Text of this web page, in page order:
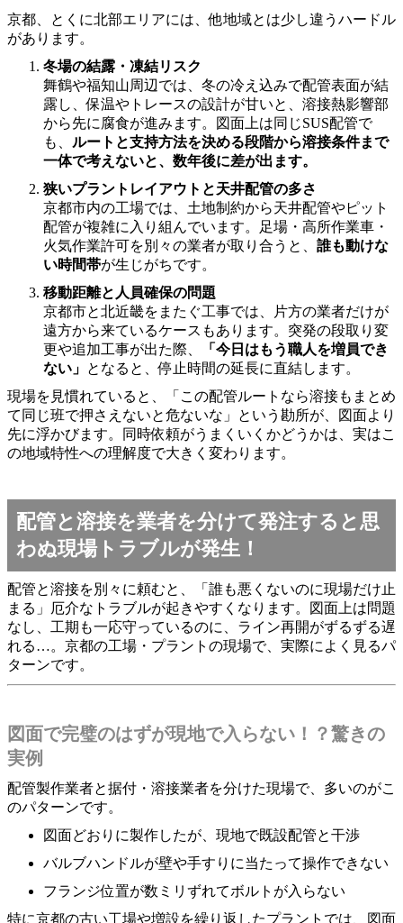
京都、とくに北部エリアには、他地域とは少し違うハードル
があります。
冬場の結露・凍結リスク
舞鶴や福知山周辺では、冬の冷え込みで配管表面が結
露し、保温やトレースの設計が甘いと、溶接熱影響部
から先に腐食が進みます。図面上は同じSUS配管で
も、 ルートと支持方法を決める段階から溶接条件まで
一体で考えないと、数年後に差が出ます。
狭いプラントレイアウトと天井配管の多さ
京都市内の工場では、土地制約から天井配管やピット
配管が複雑に入り組んでいます。足場・高所作業車・
火気作業許可を別々の業者が取り合うと、 誰も動けな
い時間帯が生じがちです。
移動距離と人員確保の問題
京都市と北近畿をまたぐ工事では、片方の業者だけが
遠方から来ているケースもあります。突発の段取り変
更や追加工事が出た際、
「今日はもう職人を増員でき
ない」 となると、停止時間の延長に直結します。
現場を見慣れていると、「この配管ルートなら溶接もまとめ
て同じ班で押さえないと危ないな」という勘所が、図面より
先に浮かびます。同時依頼がうまくいくかどうかは、実はこ
の地域特性への理解度で大きく変わります。
配管と溶接を業者を分けて発注すると思
わぬ現場トラブルが発生！
配管と溶接を別々に頼むと、「誰も悪くないのに現場だけ止
まる」厄介なトラブルが起きやすくなります。図面上は問題
なし、工期も一応守っているのに、ライン再開がずるずる遅
れる…。京都の工場・プラントの現場で、実際によく見るパ
ターンです。
図面で完璧のはずが現地で入らない！？驚きの
実例
配管製作業者と据付・溶接業者を分けた現場で、多いのがこ
のパターンです。
図面どおりに製作したが、現地で既設配管と干渉
バルブハンドルが壁や手すりに当たって操作できない
フランジ位置が数ミリずれてボルトが入らない
特に京都の古い工場や増設を繰り返したプラントでは、図面